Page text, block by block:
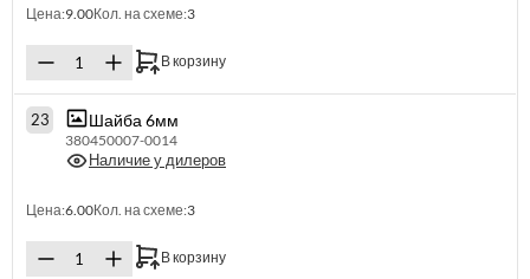
Цена:9.00Кол. на схеме:3
В корзину
23 Шайба 6мм
380450007-0014
Наличие у дилеров
Цена:6.00Кол. на схеме:3
В корзину